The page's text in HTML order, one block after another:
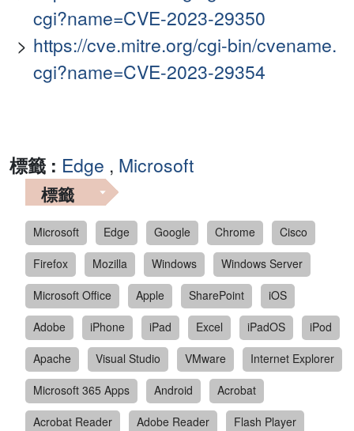
cgi?name=CVE-2023-29350
https://cve.mitre.org/cgi-bin/cvename.
cgi?name=CVE-2023-29354
標籤 : Edge , Microsoft
標籤
Microsoft Edge Google Chrome
Cisco
Firefox
Mozilla Windows
Windows Server
Microsoft Office
Apple SharePoint
iOS
Adobe
iPhone iPad Excel iPadOS
iPod
Apache
Visual Studio VMware
Internet Explorer
Microsoft 365 Apps
Android
Acrobat
Acrobat Reader
Adobe Reader
Flash Player